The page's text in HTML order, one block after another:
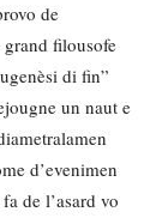
de
filousofe
di fin”
un naut e
d’evenimen
de l’asard vo